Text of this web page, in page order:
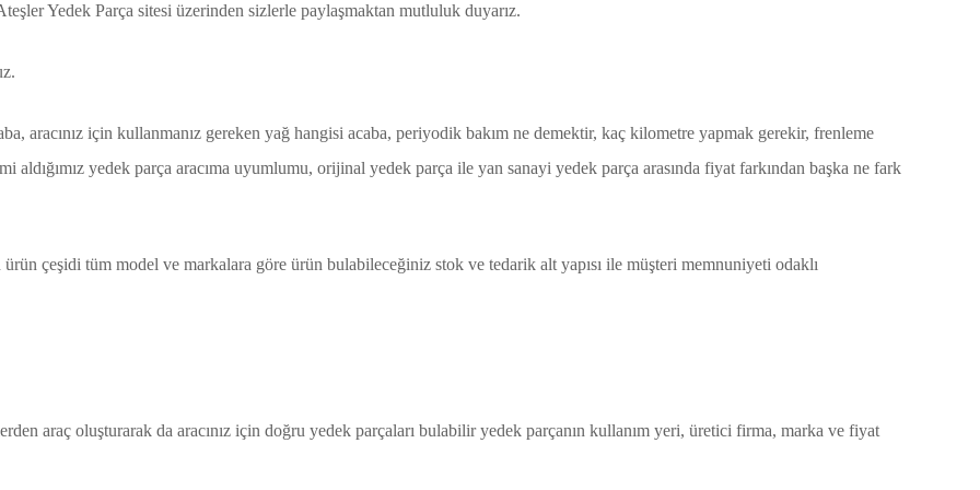
Yedek Parça sitesi üzerinden sizlerle paylaşmaktan mutluluk duyarız.
aracınız için kullanmanız gereken yağ hangisi acaba, periyodik bakım ne demektir, kaç kilometre yapmak gerekir, frenleme
aldığımız yedek parça aracıma uyumlumu, orijinal yedek parça ile yan sanayi yedek parça arasında fiyat farkından başka ne fark
ürün çeşidi tüm model ve markalara göre ürün bulabileceğiniz stok ve tedarik alt yapısı ile müşteri memnuniyeti odaklı
araç oluşturarak da aracınız için doğru yedek parçaları bulabilir yedek parçanın kullanım yeri, üretici firma, marka ve fiyat